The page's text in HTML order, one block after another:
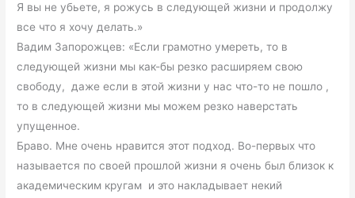
Я вы не убьете, я рожусь в следующей жизни и продолжу
все что я хочу делать.»
Вадим Запорожцев: «Если грамотно умереть, то в
следующей жизни мы как-бы резко расширяем свою
свободу, даже если в этой жизни у нас что-то не пошло ,
то в следующей жизни мы можем резко наверстать
упущенное.
Браво. Мне очень нравится этот подход. Во-первых что
называется по своей прошлой жизни я очень был близок к
академическим кругам и это накладывает некий